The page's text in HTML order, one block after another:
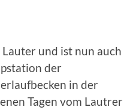
und ist nun auch
der
in der
Tagen vom Lautrer